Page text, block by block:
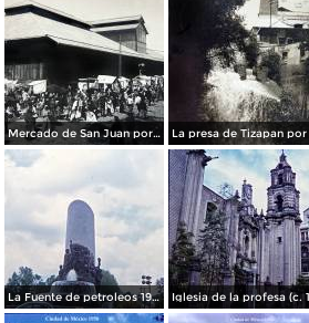
Mercado de San Juan por el fotografo Felix Miret
La Fuente de petroleos 1950.